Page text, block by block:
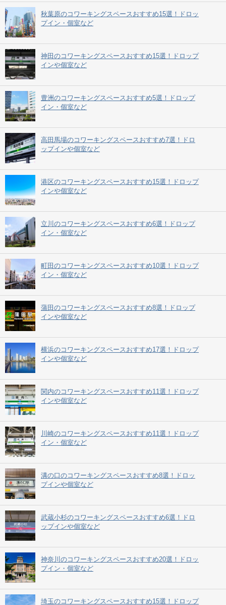
秋葉原のコワーキングスペースおすすめ15選！ドロッ
プイン・個室など
神田のコワーキングスペースおすすめ15選！ドロップ
インや個室など
豊洲のコワーキングスペースおすすめ5選！ドロップ
イン・個室など
高田馬場のコワーキングスペースおすすめ7選！ドロ
ップインや個室など
港区のコワーキングスペースおすすめ15選！ドロップ
インや個室など
立川のコワーキングスペースおすすめ6選！ドロップ
イン・個室など
町田のコワーキングスペースおすすめ10選！ドロップ
イン・個室など
蒲田のコワーキングスペースおすすめ8選！ドロップ
インや個室など
横浜のコワーキングスペースおすすめ17選！ドロップ
インや個室など
関内のコワーキングスペースおすすめ11選！ドロップ
インや個室など
川崎のコワーキングスペースおすすめ11選！ドロップ
イン・個室など
溝の口のコワーキングスペースおすすめ8選！ドロッ
プインや個室など
武蔵小杉のコワーキングスペースおすすめ6選！ドロ
ップインや個室など
神奈川のコワーキングスペースおすすめ20選！ドロッ
プイン・個室など
埼玉のコワーキングスペースおすすめ15選！ドロップ